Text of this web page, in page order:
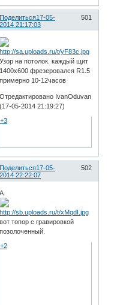
Поделиться 501
17-05-
2014 21:17:03
Узор на потолок. каждый щит
1400х600 фрезеровался R1.5
примерно 10-12часов
Отредактировано IvanOduvan
(17-05-2014 21:19:27)
+3
Поделиться 502
17-05-
2014 22:22:07
А
вот топор с гравировкой
позолоченный.
+2